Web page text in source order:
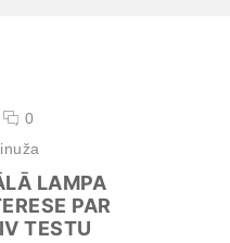
0
LAMPA
PAR
TESTU